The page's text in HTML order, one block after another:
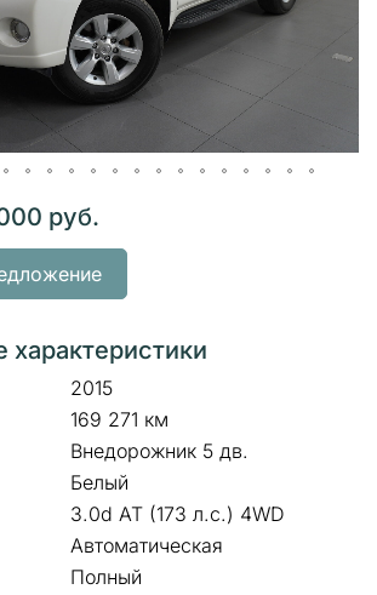
руб.
характеристики
2015
169 271 км
Внедорожник 5 дв.
Белый
3.0d AT (173 л.с.) 4WD
Автоматическая
Полный